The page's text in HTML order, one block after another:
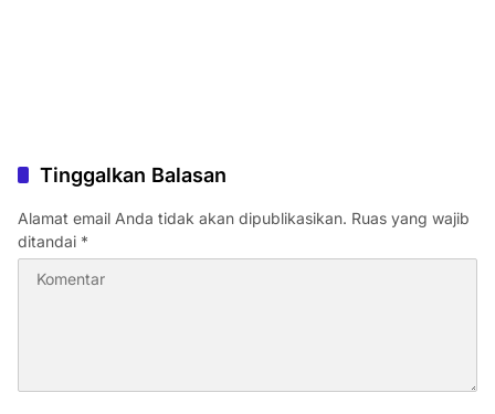
Tinggalkan Balasan
Alamat email Anda tidak akan dipublikasikan. Ruas yang wajib
ditandai *